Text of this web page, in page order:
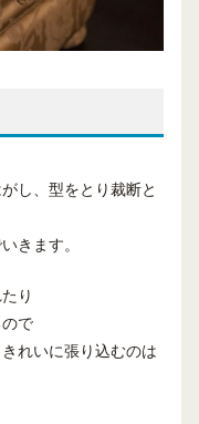
し、型をとり裁断と
きます。
り
で
れいに張り込むのは